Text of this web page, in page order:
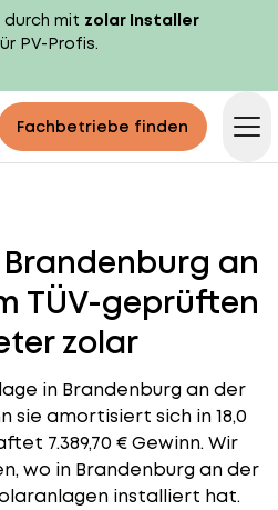
mit zolar Installer
PV-Profis.
Fachbetriebe finden
an
TÜV-geprüften
zolar
in Brandenburg an der
sie amortisiert sich in 18,0
7.389,70 € Gewinn. Wir
wo in Brandenburg an der
installiert hat.